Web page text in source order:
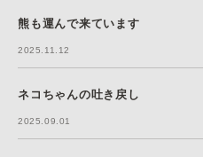
熊も運んで来ています
2025.11.12
ネコちゃんの吐き戻し
2025.09.01